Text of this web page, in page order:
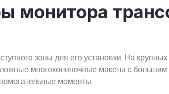
монитора
зоны для его установки. На
многоколоночные макеты с
моменты.